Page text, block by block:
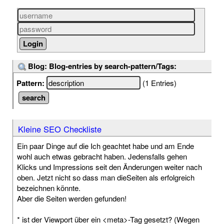
Blog: Blog-entries by search-pattern/Tags:
Pattern:
(1 Entries)
Kleine SEO Checkliste
Ein paar Dinge auf die Ich geachtet habe und am Ende
wohl auch etwas gebracht haben. Jedensfalls gehen
Klicks und Impressions seit den Änderungen weiter nach
oben. Jetzt nicht so dass man dieSeiten als erfolgreich
bezeichnen könnte.
Aber die Seiten werden gefunden!
* ist der Viewport über ein <meta>-Tag gesetzt? (Wegen